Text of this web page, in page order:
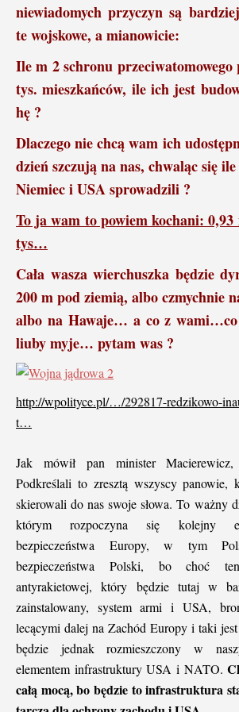
niewiadomych przyczyn są
te wojskowe, a mianowicie:
Ile m 2 schronu przeciwatomowego
tys. mieszkańców, ile ich jest
hę ?
Dlaczego nie chcą wam ich
dzień szczują na nas, chwaląc się
Niemiec i USA sprowadzili ?
To ja wam to powiem kochani: 0,93
tys…
Cała wasza wierchuszka będzie
200 m pod ziemią, albo czmychnie
albo na Hawaje… a co z
liuby myje… pytam was ?
http://wpolityce.pl/…/292817-redzikowo-
t…
Jak mówił pan minister
Podkreślali to zresztą wszyscy panowie,
skierowali do nas swoje słowa. To ważny
którym rozpoczyna się kolejny
bezpieczeństwa Europy, w tym
bezpieczeństwa Polski, bo choć
antyrakietowej, który będzie tutaj w
zainstalowany, system armi i USA,
lecącymi dalej na Zachód Europy i taki
będzie jednak rozmieszczony w
elementem infrastruktury USA i NATO.
całą mocą, bo będzie to infrastruktura